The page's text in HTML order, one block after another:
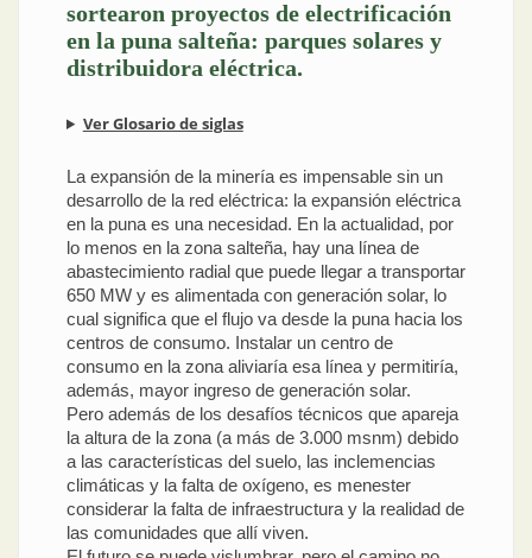
sortearon proyectos de electrificación
en la puna salteña: parques solares y
distribuidora eléctrica.
Ver Glosario de siglas
La expansión de la minería es impensable sin un
desarrollo de la red eléctrica: la expansión eléctrica
en la puna es una necesidad. En la actualidad, por
lo menos en la zona salteña, hay una línea de
abastecimiento radial que puede llegar a transportar
650 MW y es alimentada con generación solar, lo
cual significa que el flujo va desde la puna hacia los
centros de consumo. Instalar un centro de
consumo en la zona aliviaría esa línea y permitiría,
además, mayor ingreso de generación solar.
Pero además de los desafíos técnicos que apareja
la altura de la zona (a más de 3.000 msnm) debido
a las características del suelo, las inclemencias
climáticas y la falta de oxígeno, es menester
considerar la falta de infraestructura y la realidad de
las comunidades que allí viven.